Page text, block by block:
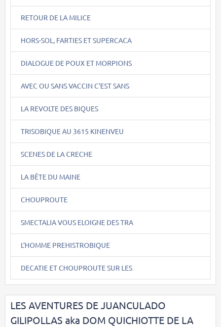
RETOUR DE LA MILICE
HORS-SOL, FARTIES ET SUPERCACA
DIALOGUE DE POUX ET MORPIONS
AVEC OU SANS VACCIN C'EST SANS
LA REVOLTE DES BIQUES
TRISOBIQUE AU 3615 KINENVEU
SCENES DE LA CRECHE
LA BÊTE DU MAINE
CHOUPROUTE
SMECTALIA VOUS ELOIGNE DES TRA
L'HOMME PREHISTROBIQUE
DECATIE ET CHOUPROUTE SUR LES
LES AVENTURES DE JUANCULADO
GILIPOLLAS aka DOM QUICHIOTTE DE LA